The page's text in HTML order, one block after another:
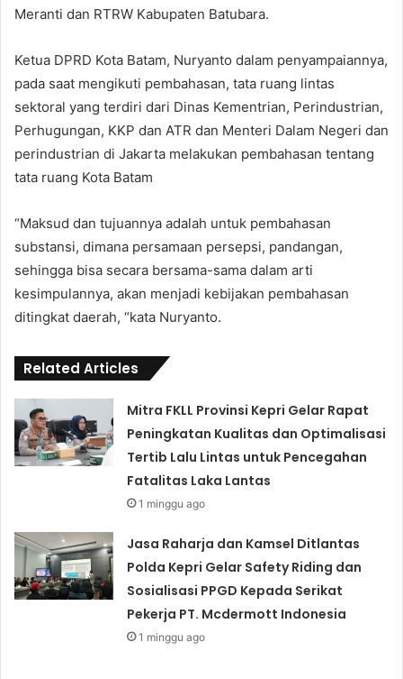
Meranti dan RTRW Kabupaten Batubara.
Ketua DPRD Kota Batam, Nuryanto dalam penyampaiannya,
pada saat mengikuti pembahasan, tata ruang lintas
sektoral yang terdiri dari Dinas Kementrian, Perindustrian,
Perhugungan, KKP dan ATR dan Menteri Dalam Negeri dan
perindustrian di Jakarta melakukan pembahasan tentang
tata ruang Kota Batam
“Maksud dan tujuannya adalah untuk pembahasan
substansi, dimana persamaan persepsi, pandangan,
sehingga bisa secara bersama-sama dalam arti
kesimpulannya, akan menjadi kebijakan pembahasan
ditingkat daerah, “kata Nuryanto.
Related Articles
Mitra FKLL Provinsi Kepri Gelar Rapat
Peningkatan Kualitas dan Optimalisasi
Tertib Lalu Lintas untuk Pencegahan
Fatalitas Laka Lantas
1 minggu ago
Jasa Raharja dan Kamsel Ditlantas
Polda Kepri Gelar Safety Riding dan
Sosialisasi PPGD Kepada Serikat
Pekerja PT. Mcdermott Indonesia
1 minggu ago